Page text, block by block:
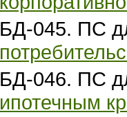
БД-045. ПС
БД-046. ПС
ипотечным